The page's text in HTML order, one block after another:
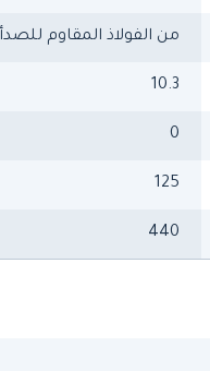
من الفولاذ المقاوم للصدأ
10.3
0
125
440